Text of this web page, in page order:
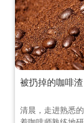
被扔掉的咖啡
清晨，走进熟悉